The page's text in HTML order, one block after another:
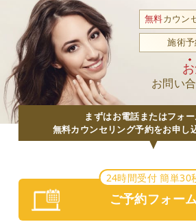
無料カウン
施術予
お問い
まずはお電話またはフォ
無料カウンセリング予約をお申し
24時間受付 簡単30
ご予約フォーム